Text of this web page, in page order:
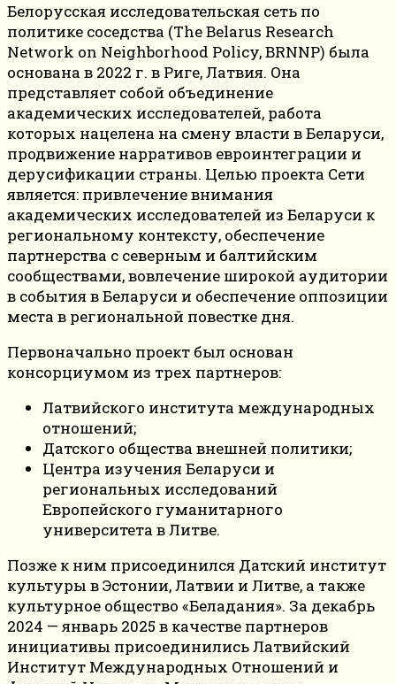
Белорусская исследовательская сеть по
политике соседства (The Belarus Research
Network on Neighborhood Policy, BRNNP) была
основана в 2022 г. в Риге, Латвия. Она
представляет собой объединение
академических исследователей, работа
которых нацелена на смену власти в Беларуси,
продвижение нарративов евроинтеграции и
дерусификации страны. Целью проекта Сети
является: привлечение внимания
академических исследователей из Беларуси к
региональному контексту, обеспечение
партнерства с северным и балтийским
сообществами, вовлечение широкой аудитории
в события в Беларуси и обеспечение оппозиции
места в региональной повестке дня.
Первоначально проект был основан
консорциумом из трех партнеров:
Латвийского института международных
отношений;
Датского общества внешней политики;
Центра изучения Беларуси и
региональных исследований
Европейского гуманитарного
университета в Литве.
Позже к ним присоединился Датский институт
культуры в Эстонии, Латвии и Литве, а также
культурное общество «Беладания». За декабрь
2024 — январь 2025 в качестве партнеров
инициативы присоединились Латвийский
Институт Международных Отношений и